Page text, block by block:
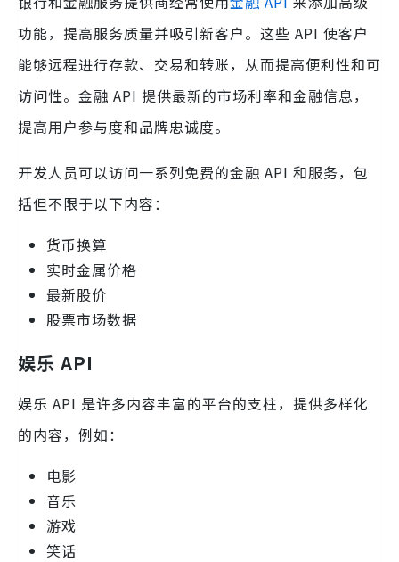
功能，提高服务质量并吸引新客户。这些 API 使客户
能够远程进行存款、交易和转账，从而提高便利性和可
访问性。金融 API 提供最新的市场利率和金融信息，
提高用户参与度和品牌忠诚度。
开发人员可以访问一系列免费的金融 API 和服务，包
括但不限于以下内容：
货币换算
实时金属价格
最新股价
股票市场数据
娱乐 API
娱乐 API 是许多内容丰富的平台的支柱，提供多样化
的内容，例如：
电影
音乐
游戏
笑话